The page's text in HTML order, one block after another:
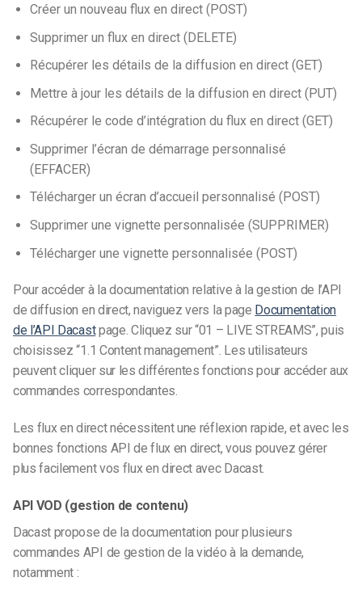
Créer un nouveau flux en direct (POST)
Supprimer un flux en direct (DELETE)
Récupérer les détails de la diffusion en direct (GET)
Mettre à jour les détails de la diffusion en direct (PUT)
Récupérer le code d’intégration du flux en direct (GET)
Supprimer l’écran de démarrage personnalisé
(EFFACER)
Télécharger un écran d’accueil personnalisé (POST)
Supprimer une vignette personnalisée (SUPPRIMER)
Télécharger une vignette personnalisée (POST)
Pour accéder à la documentation relative à la gestion de l’API
de diffusion en direct, naviguez vers la page Documentation
de l’API Dacastpage. Cliquez sur “01 – LIVE STREAMS”, puis
choisissez “1.1 Content management”. Les utilisateurs
peuvent cliquer sur les différentes fonctions pour accéder aux
commandes correspondantes.
Les flux en direct nécessitent une réflexion rapide, et avec les
bonnes fonctions API de flux en direct, vous pouvez gérer
plus facilement vos flux en direct avec Dacast.
API VOD (gestion de contenu)
Dacast propose de la documentation pour plusieurs
commandes API de gestion de la vidéo à la demande,
notamment :